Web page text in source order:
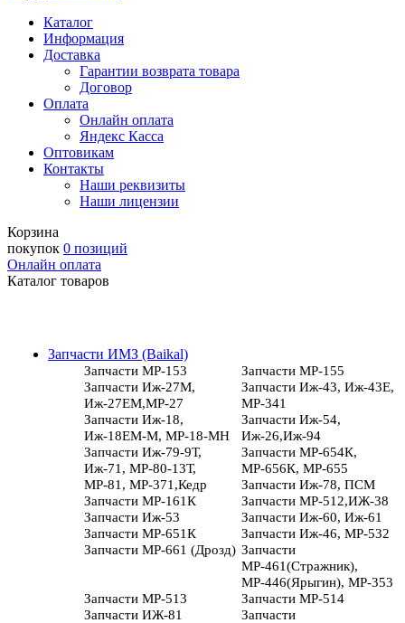
Каталог
Информация
Доставка
Гарантии возврата товара
Договор
Оплата
Онлайн оплата
Яндекс Касса
Оптовикам
Контакты
Наши реквизиты
Наши лицензии
Корзина
покупок 0 позиций
Онлайн оплата
Каталог товаров
Запчасти ИМЗ (Baikal)
Запчасти МР-153
Запчасти МР-155
Запчасти Иж-27М,
Иж-27ЕМ,МР-27
Запчасти Иж-43, Иж-43Е,
МР-341
Запчасти Иж-18,
Иж-18ЕМ-М, МР-18-МН
Запчасти Иж-54,
Иж-26,Иж-94
Запчасти Иж-79-9Т,
Иж-71, МР-80-13Т,
МР-81, МР-371,Кедр
Запчасти МР-654К,
МР-656К, МР-655
Запчасти Иж-78, ПСМ
Запчасти МР-161К
Запчасти МР-512,ИЖ-38
Запчасти Иж-53
Запчасти Иж-60, Иж-61
Запчасти МР-651К
Запчасти Иж-46, МР-532
Запчасти МР-661 (Дрозд) Запчасти
МР-461(Стражник),
МР-446(Ярыгин), МР-353
Запчасти МР-513
Запчасти МР-514
Запчасти ИЖ-81
Запчасти